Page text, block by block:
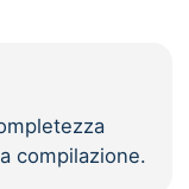
compilazione.